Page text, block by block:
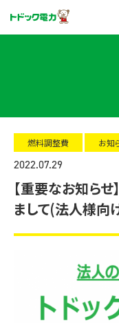
燃料調整費 お知
2022.07.29
【重要なお知ら
まして(法人様向